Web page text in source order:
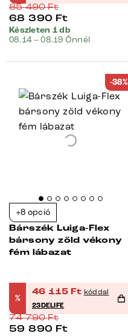
85 490Ft
68 390 Ft
Készleten 1 db
08.14 – 08.19 Önnél
-38%
+8 opció
Bárszék Luiga-Flex
bársony zöld vékony
fém lábazat
%
46 115 Ft kóddal
23DELIFE
74 790Ft
59 890 Ft